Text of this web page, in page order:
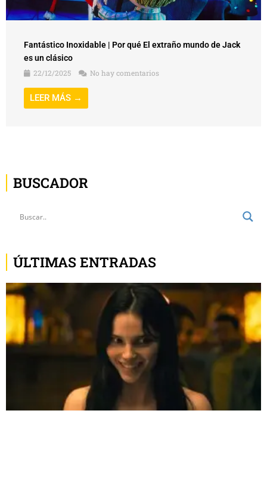
Fantástico Inoxidable | Por qué El extraño mundo de Jack
es un clásico
22/12/2025
No hay comentarios
LEER MÁS →
BUSCADOR
ÚLTIMAS ENTRADAS